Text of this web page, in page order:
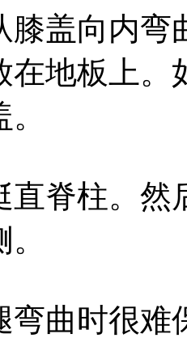
向内弯
在地板上。
柱。然
时很难